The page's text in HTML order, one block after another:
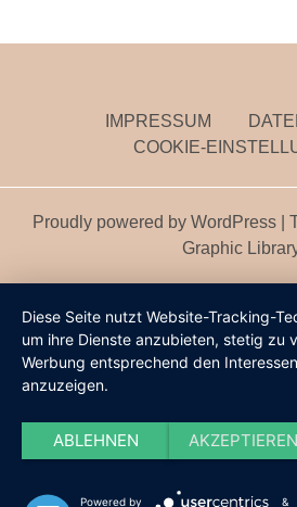
IMPRESSUM
COOKIE-
Proudly powered by WordPress
Graphic
Diese Seite nutzt Website-Tracking-
um ihre Dienste anzubieten, stetig zu
Werbung entsprechend den
anzuzeigen.
ABLEHNEN AKZEPTIEREN
Powered by &